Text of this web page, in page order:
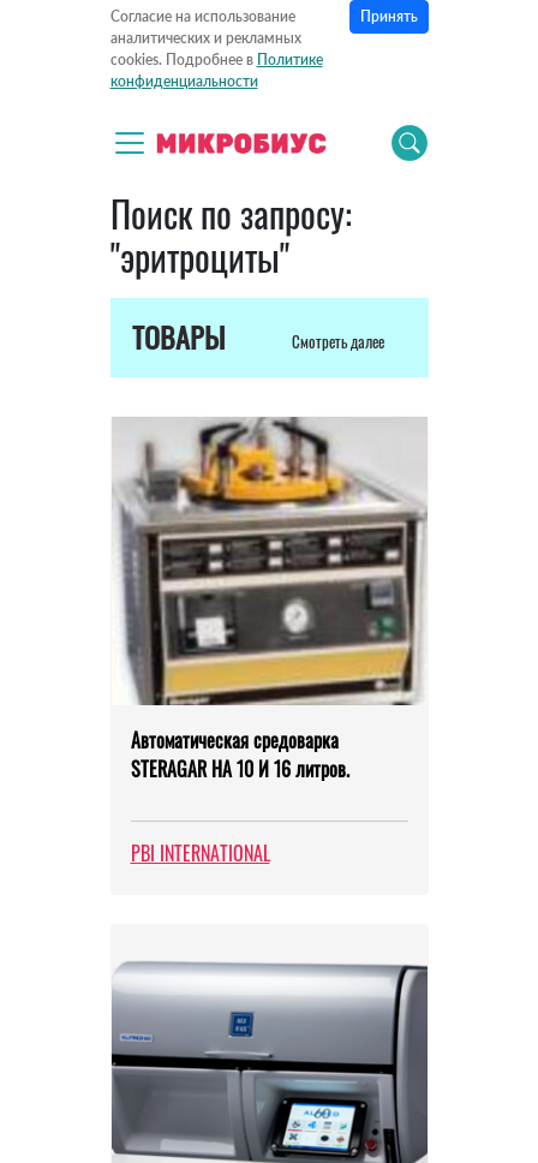
Согласие на использование
аналитических и рекламных
cookies. Подробнее в Политике
конфиденциальности
Принять
Поиск по запросу:
"эритроциты"
ТОВАРЫ Смотреть далее
Автоматическая средоварка
STERAGAR НА 10 И 16 литров.
PBI INTERNATIONAL